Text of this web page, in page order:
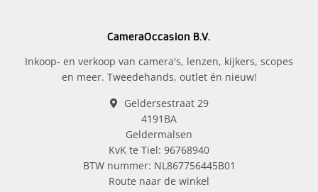
CameraOccasion B.V.
Inkoop- en verkoop van camera's, lenzen, kijkers, scopes
en meer. Tweedehands, outlet én nieuw!
Geldersestraat 29
4191BA
Geldermalsen
KvK te Tiel: 96768940
BTW nummer: NL867756445B01
Route naar de winkel